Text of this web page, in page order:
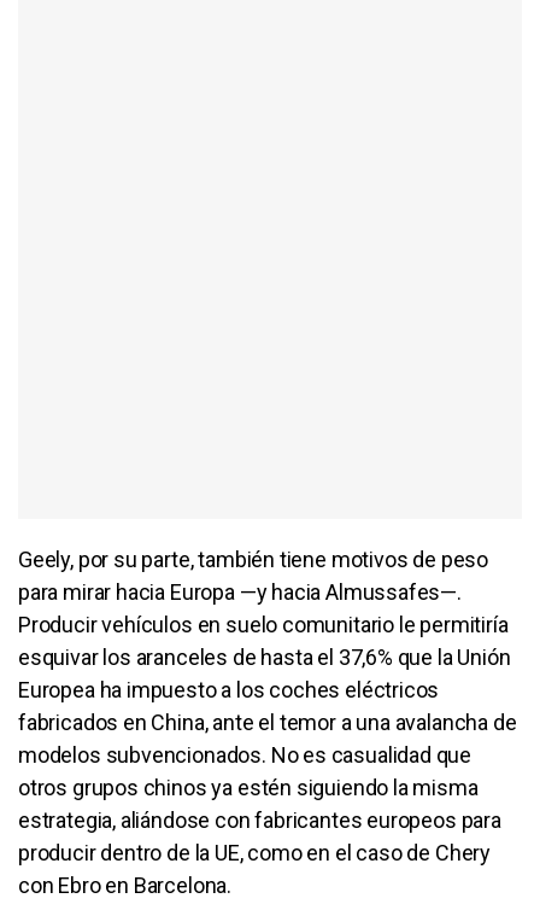
Geely, por su parte, también tiene motivos de peso
para mirar hacia Europa —y hacia Almussafes—.
Producir vehículos en suelo comunitario le permitiría
esquivar los aranceles de hasta el 37,6% que la Unión
Europea ha impuesto a los coches eléctricos
fabricados en China, ante el temor a una avalancha de
modelos subvencionados. No es casualidad que
otros grupos chinos ya estén siguiendo la misma
estrategia, aliándose con fabricantes europeos para
producir dentro de la UE, como en el caso de Chery
con Ebro en Barcelona.